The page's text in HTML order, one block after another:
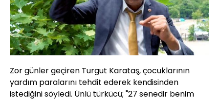
Zor günler geçiren Turgut Karataş, çocuklarının
yardım paralarını tehdit ederek kendisinden
istediğini söyledi. Ünlü türkücü; "27 senedir benim